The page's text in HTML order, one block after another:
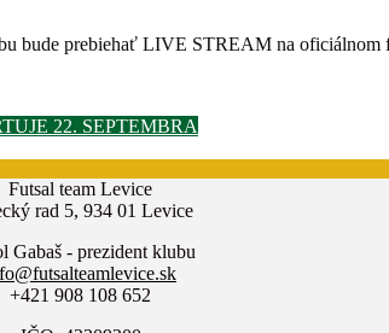
bude prebiehať LIVE STREAM na oficiálnom
22. SEPTEMBRA
Futsal team Levice
rad 5, 934 01 Levice
Gabaš - prezident klubu
+421 908 108 652